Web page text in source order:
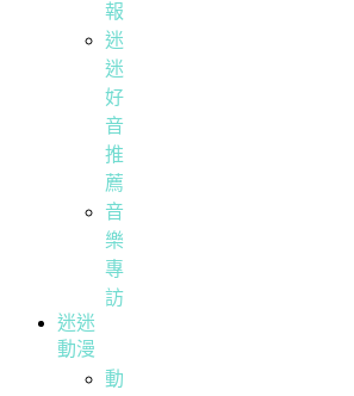
報
迷
迷
好
音
推
薦
音
樂
專
訪
迷迷
動漫
動